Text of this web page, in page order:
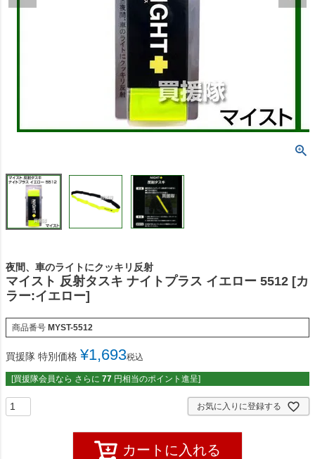
夜間、車のライトにクッキリ反射
マイスト 反射タスキ ナイトプラス イエロー 5512 [カ
ラー:イエロー]
商品番号 MYST-5512
買援隊 特別価格 ¥1,693税込
[買援隊会員なら さらに 77 円相当のポイント進呈]
お気に入りに登録する
カートに入れる